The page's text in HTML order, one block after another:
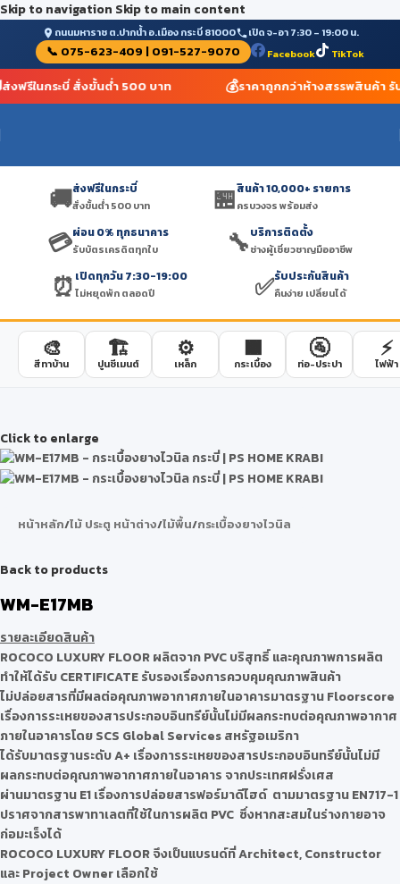
Skip to navigation Skip to main content
ถนนมหาราช ต.ปากน้ำ อ.เมือง กระบี่ 81000 เปิด จ-อา 7:30 – 19:00 น.
📞 075-623-409 | 091-527-9070 Facebook TikTok
งฟรีในกระบี่ สั่งขั้นต่ำ 500 บาท 💰ราคาถูกกว่าห้างสรรพสินค้า รั
🚚ส่งฟรีในกระบี่
สั่งขั้นต่ำ 500 บาท 🏪สินค้า 10,000+ รายการ
ครบวงจร พร้อมส่ง
💳ผ่อน 0% ทุกธนาคาร
รับบัตรเครดิตทุกใบ 🔧บริการติดตั้ง
ช่างผู้เชี่ยวชาญมืออาชีพ
⏰ เปิดทุกวัน 7:30-19:00
ไม่หยุดพัก ตลอดปี ✅รับประกันสินค้า
คืนง่าย เปลี่ยนได้
🎨
สีทาบ้าน
🏗️
ปูนซีเมนต์
⚙️
เหล็ก
🟫
กระเบื้อง
🚰
ท่อ-ประปา
⚡
ไฟฟ้า
Click to enlarge
หน้าหลัก/ไม้ ประตู หน้าต่าง/ไม้พื้น/กระเบื้องยางไวนิล
Back to products
WM-E17MB
รายละเอียดสินค้า
ROCOCO LUXURY FLOOR ผลิตจาก PVC บริสุทธิ์ และคุณภาพการผลิต
ทำให้ได้รับ CERTIFICATE รับรองเรื่องการควบคุมคุณภาพสินค้า
ไม่ปล่อยสารที่มีผลต่อคุณภาพอากาศภายในอาคารมาตรฐาน Floorscore
เรื่องการระเหยของสารประกอบอินทรีย์นั้นไม่มีผลกระทบต่อคุณภาพอากาศ
ภายในอาคารโดย SCS Global Services สหรัฐอเมริกา
ได้รับมาตรฐานระดับ A+ เรื่องการระเหยของสารประกอบอินทรีย์นั้นไม่มี
ผลกระทบต่อคุณภาพอากาศภายในอาคาร จากประเทศฝรั่งเศส
ผ่านมาตรฐาน E1 เรื่องการปล่อยสารฟอร์มาดีไฮด์ ตามมาตรฐาน EN717-1
ปราศจากสารพาทาเลตที่ใช้ในการผลิต PVC ซึ่งหากสะสมในร่างกายอาจ
ก่อมะเร็งได้
ROCOCO LUXURY FLOOR จึงเป็นแบรนด์ที่ Architect, Constructor
และ Project Owner เลือกใช้